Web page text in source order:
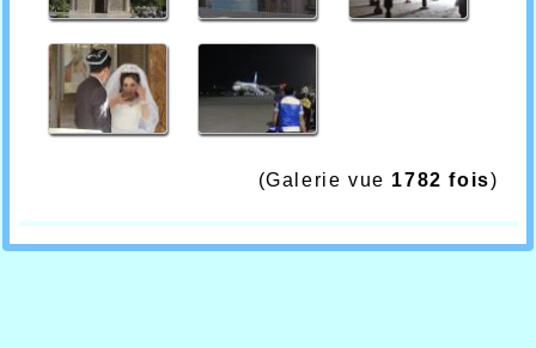
(Galerie vue 1782 fois)